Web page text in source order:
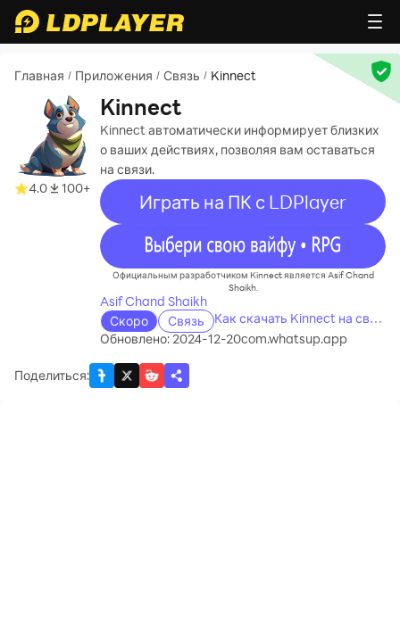
Главная / Приложения / Связь / Kinnect
4.0 100+
Kinnect
Kinnect автоматически информирует близких
о ваших действиях, позволяя вам оставаться
на связи.
Играть на ПК с LDPlayer
recommend
Официальным разработчиком Kinnect является Asif Chand
Shaikh.
Asif Chand Shaikh
Скоро
Связь
Как скачать Kinnect на свой
компьютер
Обновлено: 2024-12-20com.whatsup.app
Поделиться: